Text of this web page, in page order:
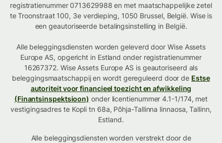
registratienummer 0713629988 en met maatschappelijke zetel
te Troonstraat 100, 3e verdieping, 1050 Brussel, België. Wise is
een geautoriseerde betalingsinstelling in België.
Alle beleggingsdiensten worden geleverd door Wise Assets
Europe AS, opgericht in Estland onder registratienummer
16267372. Wise Assets Europe AS is geautoriseerd als
beleggingsmaatschappij en wordt gereguleerd door de Estse
autoriteit voor financieel toezicht en afwikkeling
(Finantsinspektsioon) onder licentienummer 4.1-1/174, met
vestigingsadres te Kopli tn 68a, Põhja-Tallinna linnaosa, Tallinn,
Estland.
Alle beleggingsdiensten worden verstrekt door de